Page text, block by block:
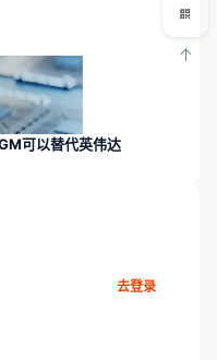
可以替代英伟达
去登录